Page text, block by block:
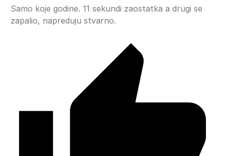
Samo koje godine. 11 sekundi zaostatka a drugi se
zapalio, napreduju stvarno.